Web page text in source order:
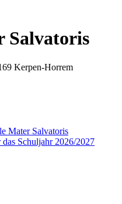
Salvatoris
Kerpen-Horrem
Mater Salvatoris
Schuljahr 2026/2027